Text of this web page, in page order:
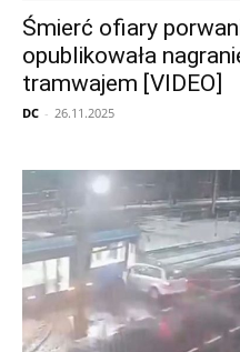
Śmierć ofiary
opublikowała
tramwajem [VIDEO]
DC - 26.11.2025